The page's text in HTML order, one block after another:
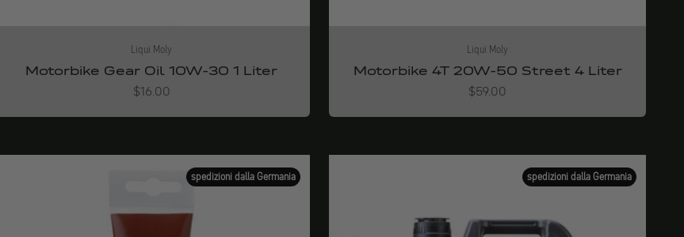
Liqui Moly
Motorbike Gear Oil 10W-30 1 Liter
Angebot
$16.00
Liqui Moly
Motorbike 4T 20W-50 Street 4 Liter
Angebot
$59.00
spedizioni dalla Germania spedizioni dalla Germania